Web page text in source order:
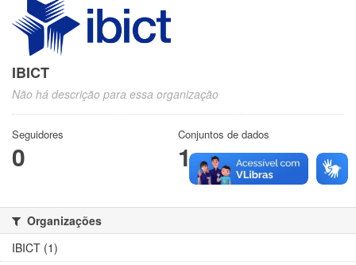
IBICT
Não há descrição para essa organização
Seguidores
0
Conjuntos de dados
1
Organizações
IBICT (1)